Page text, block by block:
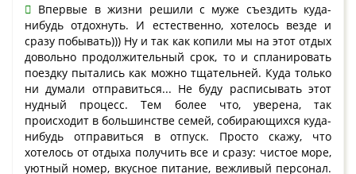
Впервые в жизни решили с муже съездить куда-
нибудь отдохнуть. И естественно, хотелось везде и
сразу побывать))) Ну и так как копили мы на этот отдых
довольно продолжительный срок, то и спланировать
поездку пытались как можно тщательней. Куда только
ни думали отправиться... Не буду расписывать этот
нудный процесс. Тем более что, уверена, так
происходит в большинстве семей, собирающихся куда-
нибудь отправиться в отпуск. Просто скажу, что
хотелось от отдыха получить все и сразу: чистое море,
уютный номер, вкусное питание, вежливый персонал.